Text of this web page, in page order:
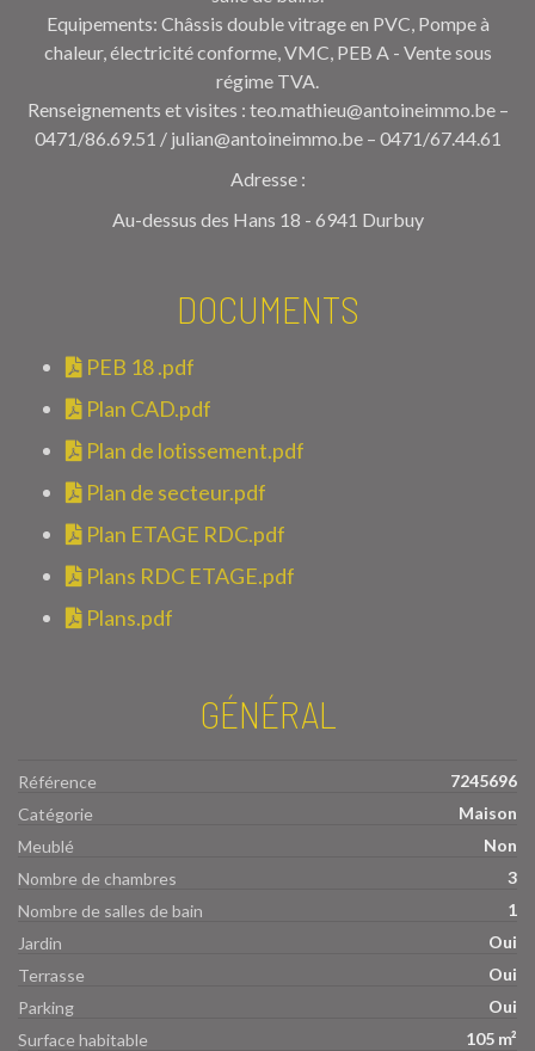
Equipements: Châssis double vitrage en PVC, Pompe à
chaleur, électricité conforme, VMC, PEB A - Vente sous
régime TVA.
Renseignements et visites : teo.mathieu@antoineimmo.be –
0471/86.69.51 / julian@antoineimmo.be – 0471/67.44.61
Adresse :
Au-dessus des Hans 18 - 6941 Durbuy
DOCUMENTS
PEB 18 .pdf
Plan CAD.pdf
Plan de lotissement.pdf
Plan de secteur.pdf
Plan ETAGE RDC.pdf
Plans RDC ETAGE.pdf
Plans.pdf
GÉNÉRAL
Référence
7245696
Catégorie
Maison
Meublé
Non
Nombre de chambres
3
Nombre de salles de bain
1
Jardin
Oui
Terrasse
Oui
Parking
Oui
Surface habitable
105 m²